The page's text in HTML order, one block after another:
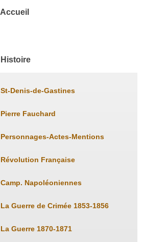
Accueil
Histoire
St-Denis-de-Gastines
Pierre Fauchard
Personnages-Actes-Mentions
Révolution Française
Camp. Napoléoniennes
La Guerre de Crimée 1853-1856
La Guerre 1870-1871